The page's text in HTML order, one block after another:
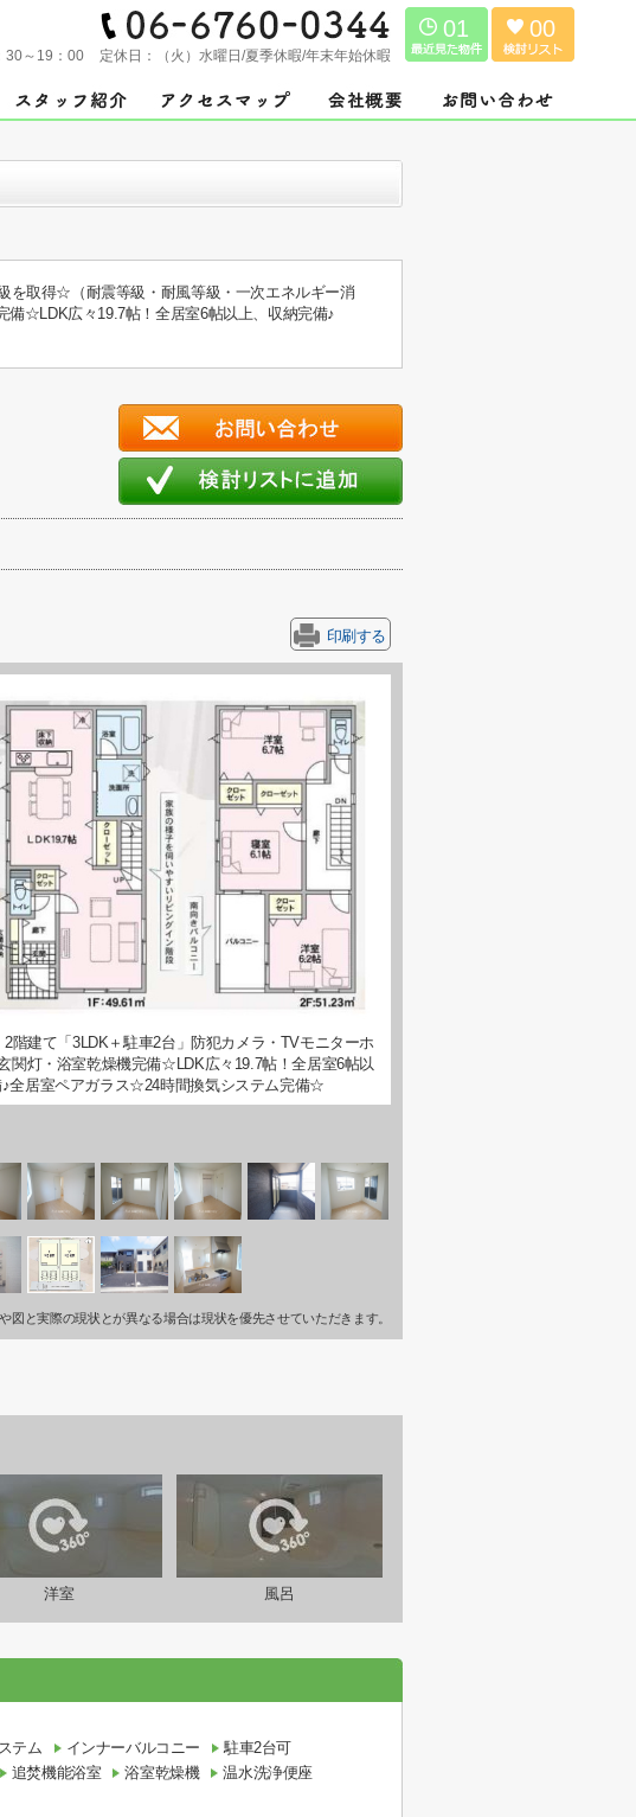
30～19：00 定休日： （火）水曜日/夏季休暇/年末年始休暇
01 00
を取得☆（耐震等級・耐風等級・一次エネルギー消
☆LDK広々19.7帖！全居室6帖以上、収納完備♪
印刷する
2階建て「3LDK＋駐車2台」防犯カメラ・TVモニターホ
関灯・浴室乾燥機完備☆LDK広々19.7帖！全居室6帖以
♪全居室ペアガラス☆24時間換気システム完備☆
図と実際の現状とが異なる場合は現状を優先させていただきます。
洋室 風呂
テム インナーバルコニー
駐車2台可
追焚機能浴室 浴室乾燥機
温水洗浄便座